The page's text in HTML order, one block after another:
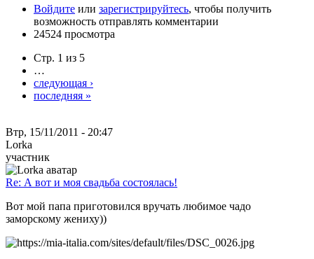
Войдите или зарегистрируйтесь, чтобы получить
возможность отправлять комментарии
24524 просмотра
Стр. 1 из 5
…
следующая ›
последняя »
Втр, 15/11/2011 - 20:47
Lorka
участник
Re: А вот и моя свадьба состоялась!
Вот мой папа приготовился вручать любимое чадо
заморскому жениху))